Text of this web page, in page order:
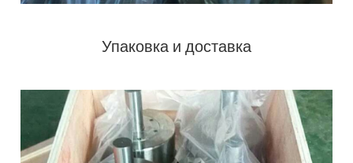
Упаковка и доставка